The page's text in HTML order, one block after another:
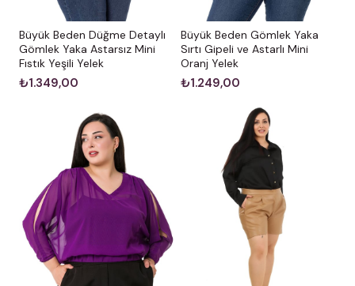
Büyük Beden Düğme Detaylı
Gömlek Yaka Astarsız Mini
Fıstık Yeşili Yelek
₺1.349,00
Büyük Beden Gömlek Yaka
Sırtı Gipeli ve Astarlı Mini
Oranj Yelek
₺1.249,00